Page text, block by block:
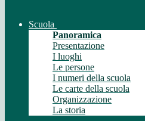
Scuola
Panoramica
Presentazione
I luoghi
Le persone
I numeri della scuola
Le carte della scuola
Organizzazione
La storia